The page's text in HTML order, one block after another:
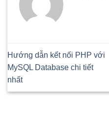
Hướng dẫn kết nối PHP với
MySQL Database chi tiết
nhất